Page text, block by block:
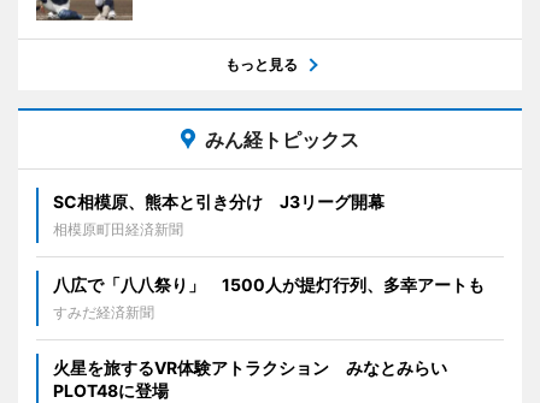
もっと見る
みん経トピックス
SC相模原、熊本と引き分け J3リーグ開幕
相模原町田経済新聞
八広で「八八祭り」 1500人が提灯行列、多幸アートも
すみだ経済新聞
火星を旅するVR体験アトラクション みなとみらい
PLOT48に登場